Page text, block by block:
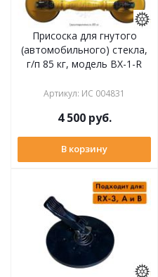
Присоска для гнутого
(автомобильного) стекла,
г/п 85 кг, модель BX-1-R
Артикул: ИС 004831
4 500руб.
В корзину